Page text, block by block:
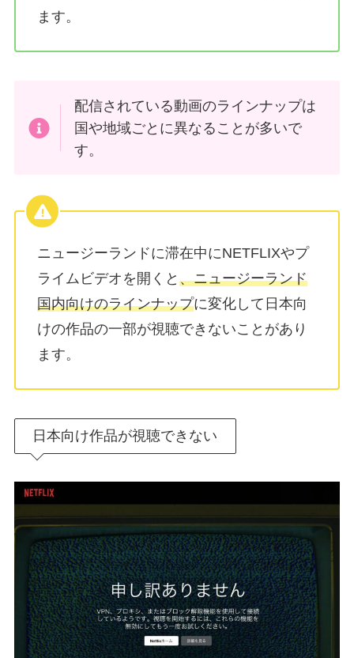
ます。
配信されている動画のラインナップは
国や地域ごとに異なることが多いで
す。
ニュージーランドに滞在中にNETFLIXやプ
ライムビデオを開くと 、ニュージーランド
国内向けのラインナップに変化して日本向
けの作品の一部が視聴できないことがあり
ます。
日本向け作品が視聴できない